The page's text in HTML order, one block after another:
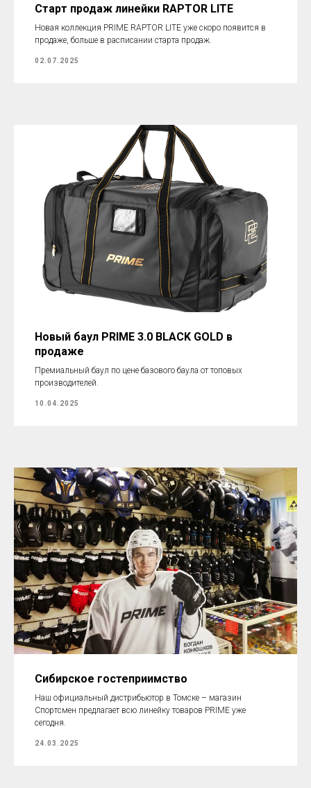
Старт продаж линейки RAPTOR LITE
Новая коллекция PRIME RAPTOR LITE уже скоро появится в
продаже, больше в расписании старта продаж.
02.07.2025
Новый баул PRIME 3.0 BLACK GOLD в
продаже
Премиальный баул по цене базового баула от топовых
производителей.
10.04.2025
Сибирское гостеприимство
Наш официальный дистрибьютор в Томске – магазин
Спортсмен предлагает всю линейку товаров PRIME уже
сегодня.
24.03.2025